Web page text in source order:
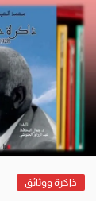
ذاكرة ووثائق